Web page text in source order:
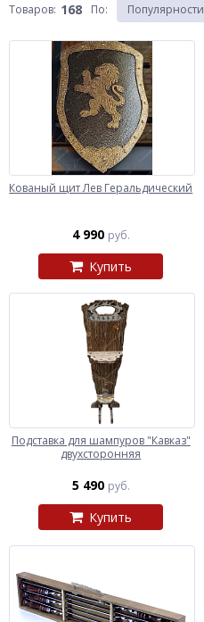
Товаров: 168 По: Популярности
Кованый щит Лев Геральдический
4 990 руб.
Купить
Подставка для шампуров "Кавказ"
двухсторонняя
5 490 руб.
Купить